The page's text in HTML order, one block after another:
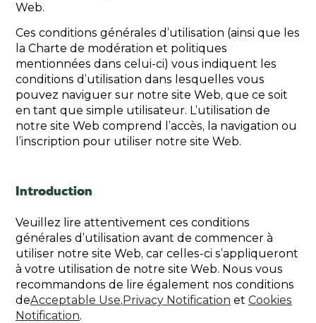
Web.
Ces conditions générales d’utilisation (ainsi que les
la Charte de modération et politiques
mentionnées dans celui-ci) vous indiquent les
conditions d’utilisation dans lesquelles vous
pouvez naviguer sur notre site Web, que ce soit
en tant que simple utilisateur. L’utilisation de
notre site Web comprend l’accès, la navigation ou
l’inscription pour utiliser notre site Web.
Introduction
Veuillez lire attentivement ces conditions
générales d’utilisation avant de commencer à
utiliser notre site Web, car celles-ci s’appliqueront
à votre utilisation de notre site Web. Nous vous
recommandons de lire également nos conditions
deAcceptable Use,Privacy Notification et Cookies
Notification.